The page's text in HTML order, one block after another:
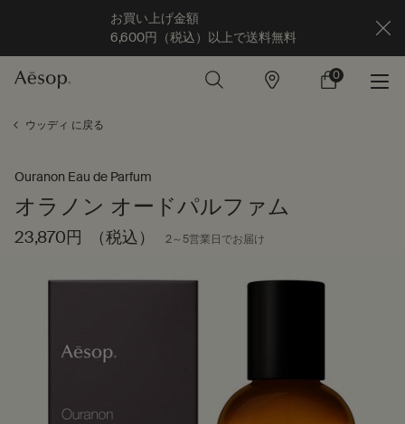
お買い上げ金額
6,600円（税込）以上で送料無料
店
カ
0
0 カート内の製
ウッディ に戻る
Ouranon Eau de Parfum
オラノン オードパルファム
23,870円 （税込） 2～5営業日でお届け